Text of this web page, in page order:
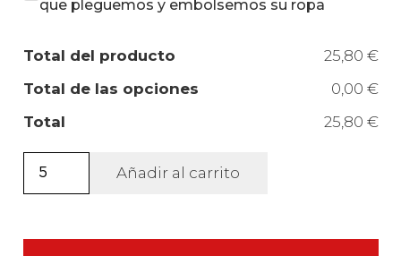
que pleguemos y embolsemos su ropa
Total del producto
25,80 €
Total de las opciones
0,00 €
Total
25,80 €
Camiseta
manga
Añadir al carrito